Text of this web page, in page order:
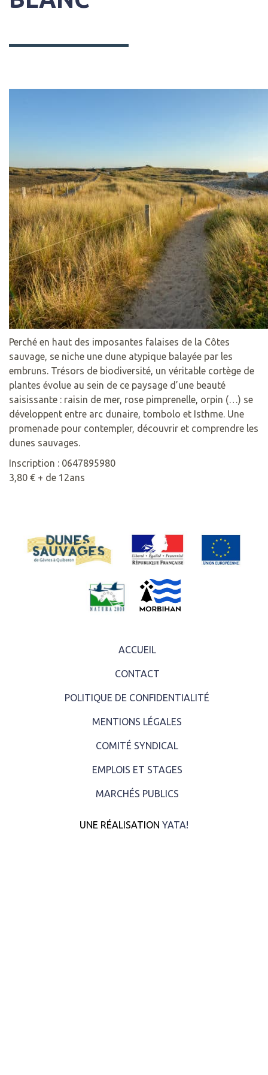
Perché en haut des imposantes falaises de la Côtes
sauvage, se niche une dune atypique balayée par les
embruns. Trésors de biodiversité, un véritable cortège de
plantes évolue au sein de ce paysage d’une beauté
saisissante : raisin de mer, rose pimprenelle, orpin (…) se
développent entre arc dunaire, tombolo et Isthme. Une
promenade pour contempler, découvrir et comprendre les
dunes sauvages.
Inscription : 0647895980
3,80 € + de 12ans
ACCUEIL
CONTACT
POLITIQUE DE CONFIDENTIALITÉ
MENTIONS LÉGALES
COMITÉ SYNDICAL
EMPLOIS ET STAGES
MARCHÉS PUBLICS
UNE RÉALISATION YATA!